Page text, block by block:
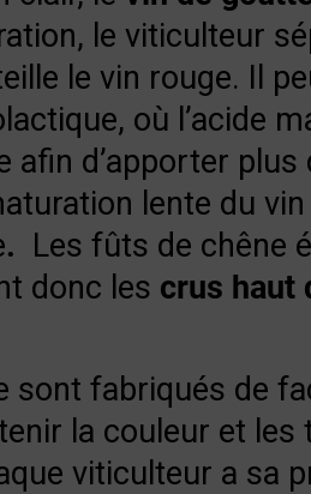
le viticulteur
le vin rouge. Il
où l’acide
d’apporter plus
lente du
. Les fûts de chêne
donc les crus haut
sont fabriqués de
la couleur et les
viticulteur a sa